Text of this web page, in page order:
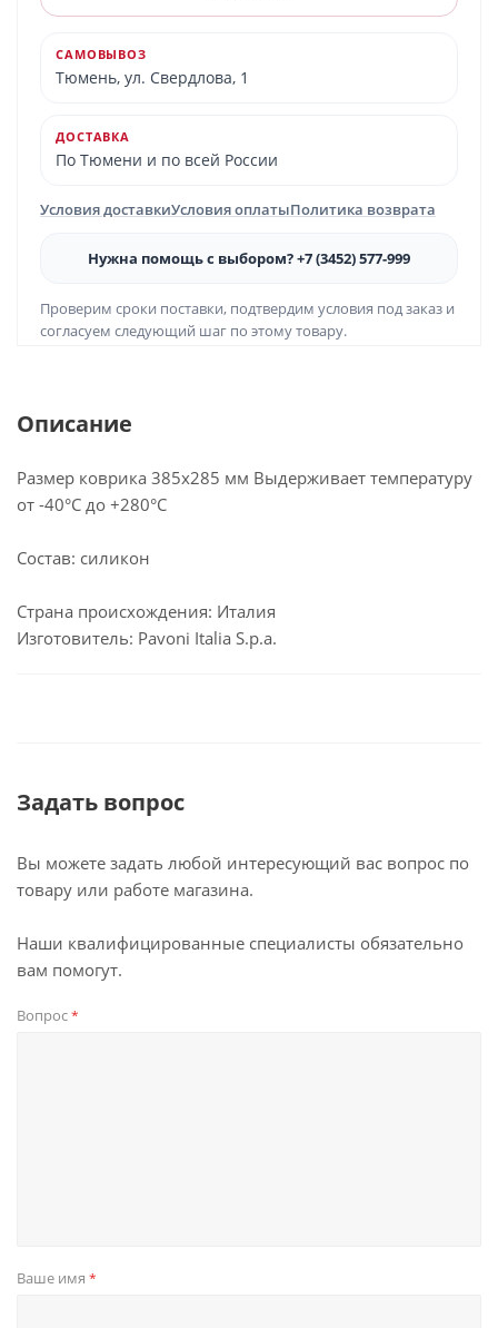
САМОВЫВОЗ
Тюмень, ул. Свердлова, 1
ДОСТАВКА
По Тюмени и по всей России
Условия доставкиУсловия оплатыПолитика возврата
Нужна помощь с выбором? +7 (3452) 577-999
Проверим сроки поставки, подтвердим условия под заказ и
согласуем следующий шаг по этому товару.
Описание
Размер коврика 385х285 мм Выдерживает температуру
от -40°С до +280°С
Состав: силикон
Страна происхождения: Италия
Изготовитель: Pavoni Italia S.p.a.
Задать вопрос
Вы можете задать любой интересующий вас вопрос по
товару или работе магазина.
Наши квалифицированные специалисты обязательно
вам помогут.
Вопрос*
Ваше имя *